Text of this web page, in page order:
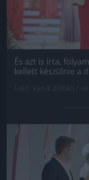
És azt is írta,
kellett készülnie a